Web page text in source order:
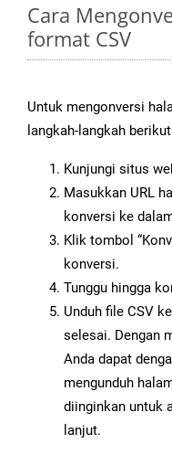
Cara
format CSV
Untuk mengonversi
langkah-langkah
Kunjungi situs
Masukkan URL
konversi ke
Klik tombol
konversi.
Tunggu hingga
Unduh file CSV
selesai. Dengan
Anda dapat
mengunduh
diinginkan untuk
lanjut.